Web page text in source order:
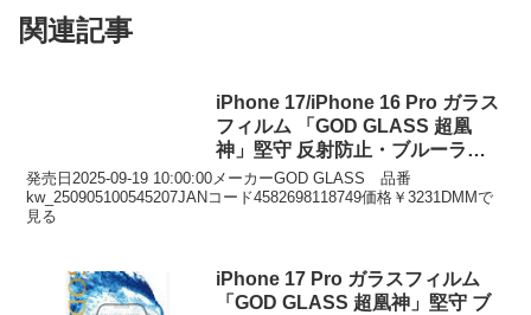
関連記事
iPhone 17/iPhone 16 Pro ガラス
フィルム 「GOD GLASS 超凰
神」堅守 反射防止・ブルーライ
トカット GG-IM25GFMB
発売日2025-09-19 10:00:00メーカーGOD GLASS 品番
kw_250905100545207JANコード4582698118749価格￥3231DMMで
見る
iPhone 17 Pro ガラスフィルム
「GOD GLASS 超凰神」堅守 ブ